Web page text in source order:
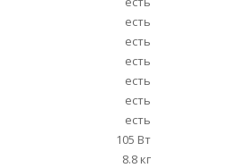
есть
есть
есть
есть
есть
есть
105 Вт
8.8 кг